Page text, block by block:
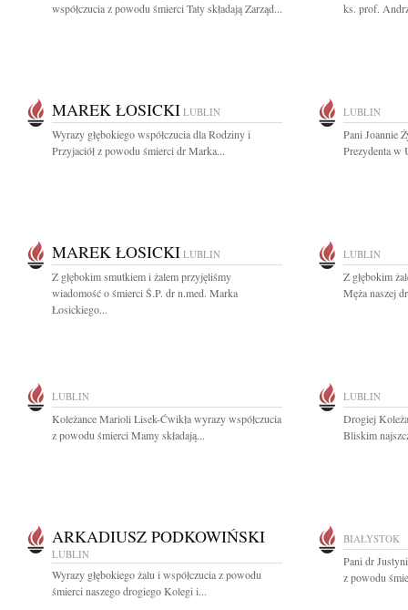
współczucia z powodu śmierci Taty składają Zarząd...
ks. prof.
MAREK ŁOSICKI LUBLIN
Wyrazy głębokiego współczucia dla Rodziny i
Przyjaciół z powodu śmierci dr Marka...
LUBLIN
Pani Joannie
Prezydenta w
MAREK ŁOSICKI LUBLIN
Z głębokim smutkiem i żalem przyjęliśmy
wiadomość o śmierci Ś.P. dr n.med. Marka
Łosickiego...
LUBLIN
Z głębokim
Męża naszej
LUBLIN
Koleżance Marioli Lisek-Ćwikła wyrazy współczucia
z powodu śmierci Mamy składają...
LUBLIN
Drogiej
Bliskim
ARKADIUSZ PODKOWIŃSKI
LUBLIN
Wyrazy głębokiego żalu i współczucia z powodu
śmierci naszego drogiego Kolegi i...
BIAŁYSTOK
Pani dr
z powodu